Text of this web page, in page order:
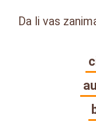
Da li vas